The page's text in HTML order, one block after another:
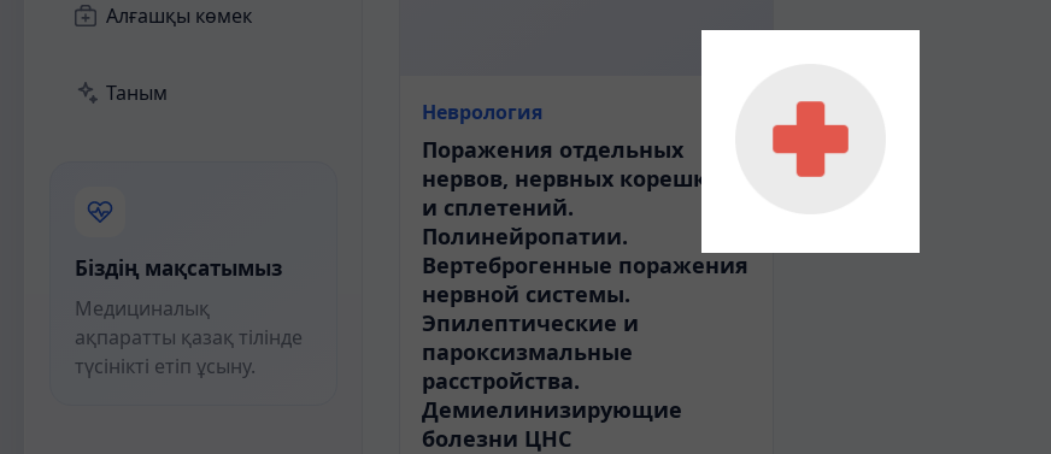
Алғашқы көмек
Таным
Біздің мақсатымыз
Медициналық
ақпаратты қазақ тілінде
түсінікті етіп ұсыну.
Неврология
Поражения отдельных
нервов, нервных корешков
и сплетений.
Полинейропатии.
Вертеброгенные поражения
нервной системы.
Эпилептические и
пароксизмальные
расстройства.
Демиелинизирующие
болезни ЦНС